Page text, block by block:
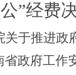
”经费
关于推进政
省政府工作